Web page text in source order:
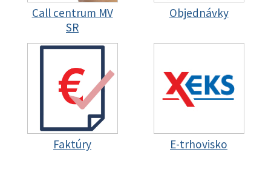
Call centrum MV
SR
Objednávky
Faktúry E-trhovisko